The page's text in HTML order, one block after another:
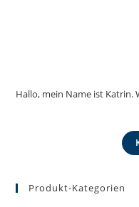
Hallo, mein Name ist Katrin.
Produkt-Kategorien